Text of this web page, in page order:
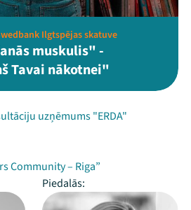
Ilgtspējas skatuve
muskulis" -
Tavai nākotnei"
uzņēmums "ERDA"
Community – Riga”
Piedalās: